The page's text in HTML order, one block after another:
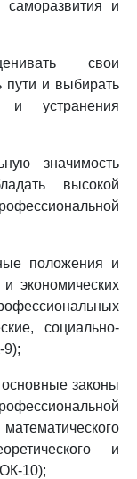
саморазвития и
свои
пути и выбирать
и устранения
значимость
высокой
положения и
экономических
социально-
законы
и
10);